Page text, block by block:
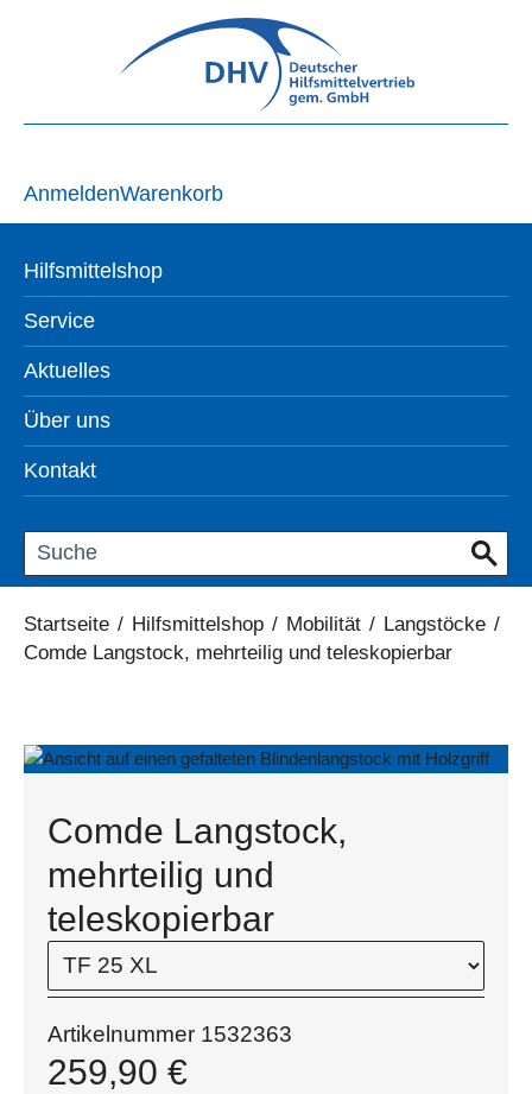
AnmeldenWarenkorb
Hilfsmittelshop
Service
Aktuelles
Über uns
Kontakt
Startseite / Hilfsmittelshop / Mobilität / Langstöcke /
Comde Langstock, mehrteilig und teleskopierbar
Comde Langstock,
mehrteilig und
teleskopierbar
Artikelnummer 1532363
259,90 €